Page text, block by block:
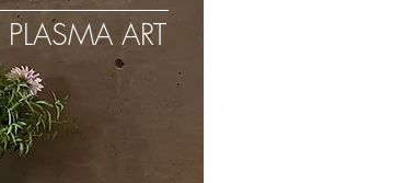
PLASMA ART